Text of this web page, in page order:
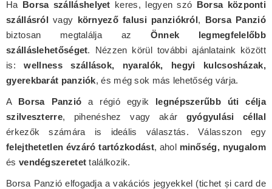
Ha Borsa szálláshelyet keres, legyen szó Borsa központi
szállásról vagy környező falusi panziókról, Borsa Panzió
biztosan megtalálja az Önnek legmegfelelőbb
szálláslehetőséget. Nézzen körül további ajánlataink között
is:wellness szállások, nyaralók, hegyi kulcsosházak,
gyerekbarát panziók, és még sok más lehetőség várja.
A Borsa Panzió a régió egyik legnépszerűbb úti célja
szilveszterre, pihenéshez vagy akár gyógyulási céllal
érkezők számára is ideális választás. Válasszon egy
felejthetetlen évzáró tartózkodást, ahol minőség, nyugalom
és vendégszeretet találkozik.
Borsa Panzió elfogadja a vakációs jegyekkel (tichet și card de